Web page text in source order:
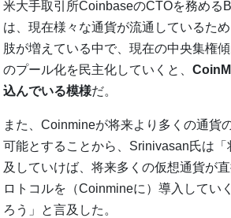
米大手取引所CoinbaseのCTOを務める
は、現在様々な通貨が流通しているた
肢が増えている中で、現在の中央集権
のプール化を民主化していくと、
込んでいる模様だ。
また、Coinmineが将来より多くの通貨
可能とすることから、Srinivasan氏は
及していけば、将来多くの仮想通貨が
ロトコルを（Coinmineに）導入してい
ろう」と言及した。